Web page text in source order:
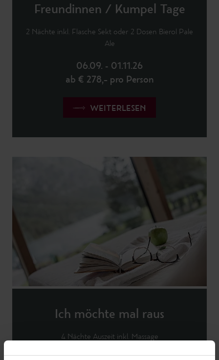
Freundinnen / Kumpel Tage
2 Nächte inkl. Flasche Sekt oder 2 Dosen Bierol Pale
Ale
06.09. - 01.11.26
ab € 278,– pro Person
WEITERLESEN
Ich möchte mal raus
4 Nächte Auszeit inkl. Massage